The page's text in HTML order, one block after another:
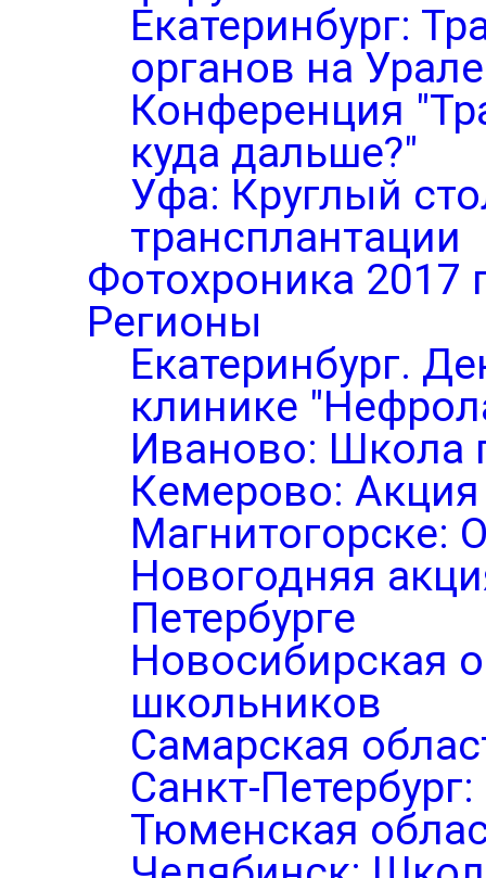
Екатеринбург:
органов на Урале
Конференция
куда дальше?"
Уфа: Круглый
трансплантации
Фотохроника 2017
Регионы
Екатеринбург.
клинике
Иваново: Школа
Кемерово:
Магнитогорске:
Новогодняя
Петербурге
Новосибирская
школьников
Самарская
Санкт-
Тюменская